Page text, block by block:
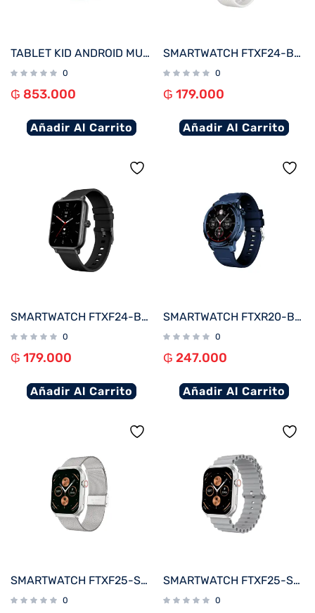
TABLET KID ANDROID MULTILASER NB414 QC/64GB/4G/7″/ROSA MINNIE DISNEY
0
₲ 853.000
Añadir Al Carrito
SMARTWATCH FTXF24-BW 50MM NEGRO/GRIS 20MM ANDROID/IOS/BT/FREC. CARD
0
₲ 179.000
Añadir Al Carrito
SMARTWATCH FTXF24-BB 50MM NEGRO ANDROID/IOS/BT/FREC. CARD
0
₲ 179.000
Añadir Al Carrito
SMARTWATCH FTXR20-BB 57MM AZUL ANDROID/IOS/BT/FREC. CARD
0
₲ 247.000
Añadir Al Carrito
SMARTWATCH FTXF25-SVSM 50MM PLATA METAL ANDROID/IOS/BT/FREC. CARD
0
SMARTWATCH FTXF25-SVG 50MM PLATA/GRIS ANDROID/IOS/BT/FREC. CARD
0